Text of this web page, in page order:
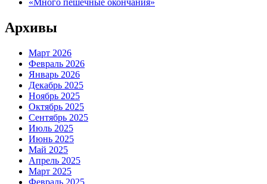
«Много пешечные окончания»
Архивы
Март 2026
Февраль 2026
Январь 2026
Декабрь 2025
Ноябрь 2025
Октябрь 2025
Сентябрь 2025
Июль 2025
Июнь 2025
Май 2025
Апрель 2025
Март 2025
Февраль 2025